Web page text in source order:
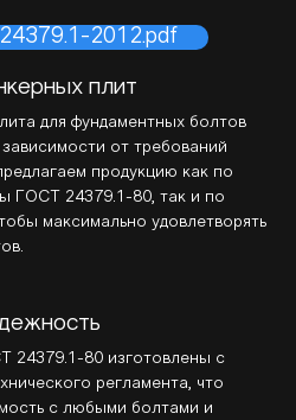
2012.pdf
плит
для фундаментных болтов
от требований
продукцию как по
ГОСТ 24379.1-80, так и по
максимально удовлетворять
80 изготовлены с
регламента, что
с любыми болтами и